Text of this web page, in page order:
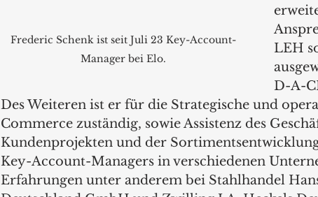
Frederic Schenk ist seit Juli 23 Key-Account-
Manager bei Elo.
LEH
D-A-
Des Weiteren ist er für die Strategische und
Commerce zuständig, sowie Assistenz des
Kundenprojekten und der
Key-Account-Managers in verschiedenen
Erfahrungen unter anderem bei Stahlhandel